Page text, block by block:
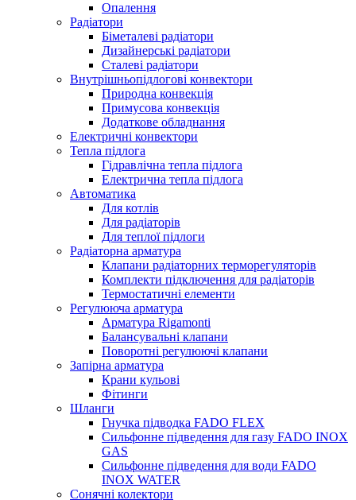
Опалення
Радіатори
Біметалеві радіатори
Дизайнерські радіатори
Сталеві радіатори
Внутрішньопідлогові конвектори
Природна конвекція
Примусова конвекція
Додаткове обладнання
Електричні конвектори
Тепла підлога
Гідравлічна тепла підлога
Електрична тепла підлога
Автоматика
Для котлів
Для радіаторів
Для теплої підлоги
Радіаторна арматура
Клапани радіаторних терморегуляторів
Комплекти підключення для радіаторів
Термостатичні елементи
Регулююча арматура
Арматура Rigamonti
Балансувальні клапани
Поворотні регулюючі клапани
Запірна арматура
Крани кульові
Фітинги
Шланги
Гнучка підводка FADO FLEX
Сильфонне підведення для газу FADO INOX
GAS
Сильфонне підведення для води FADO
INOX WATER
Сонячні колектори